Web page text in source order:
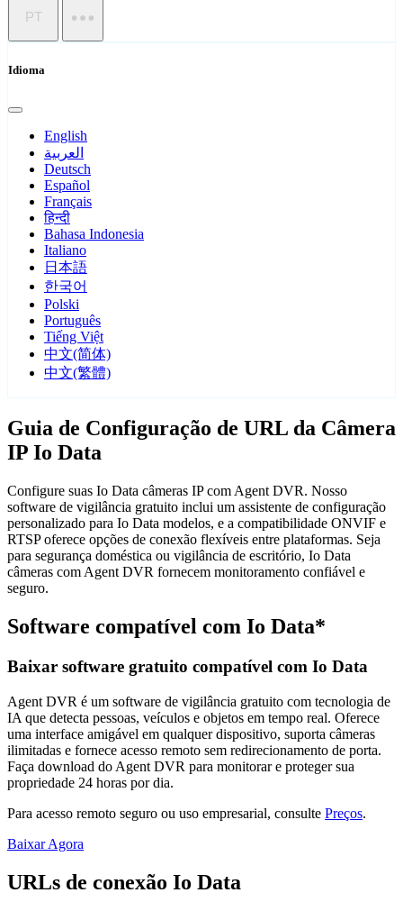
PT
Idioma
English
العربية
Deutsch
Español
Français
हिन्दी
Bahasa Indonesia
Italiano
日本語
한국어
Polski
Português
Tiếng Việt
中文(简体)
中文(繁體)
Guia de Configuração de URL da Câmera
IP Io Data
Configure suas Io Data câmeras IP com Agent DVR. Nosso
software de vigilância gratuito inclui um assistente de configuração
personalizado para Io Data modelos, e a compatibilidade ONVIF e
RTSP oferece opções de conexão flexíveis entre plataformas. Seja
para segurança doméstica ou vigilância de escritório, Io Data
câmeras com Agent DVR fornecem monitoramento confiável e
seguro.
Software compatível com Io Data*
Baixar software gratuito compatível com Io Data
Agent DVR é um software de vigilância gratuito com tecnologia de
IA que detecta pessoas, veículos e objetos em tempo real. Oferece
uma interface amigável em qualquer dispositivo, suporta câmeras
ilimitadas e fornece acesso remoto sem redirecionamento de porta.
Faça download do Agent DVR para monitorar e proteger sua
propriedade 24 horas por dia.
Para acesso remoto seguro ou uso empresarial, consulte Preços.
Baixar Agora
URLs de conexão Io Data